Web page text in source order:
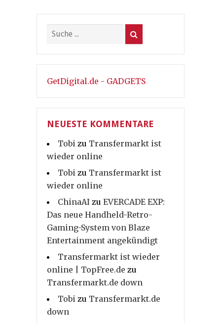
GetDigital.de - GADGETS
NEUESTE KOMMENTARE
Tobi zu Transfermarkt ist
wieder online
Tobi zu Transfermarkt ist
wieder online
ChinaAI zu EVERCADE EXP:
Das neue Handheld-Retro-
Gaming-System von Blaze
Entertainment angekündigt
Transfermarkt ist wieder
online | TopFree.de zu
Transfermarkt.de down
Tobi zu Transfermarkt.de
down